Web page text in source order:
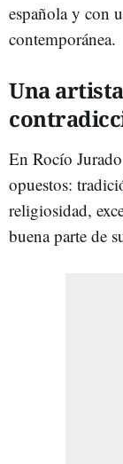
española y con
contemporánea.
Una
En Rocío
opuestos:
religiosidad,
buena parte de